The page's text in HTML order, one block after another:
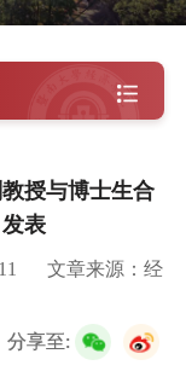
授与博士生合
表
文章来源：经
分享至: